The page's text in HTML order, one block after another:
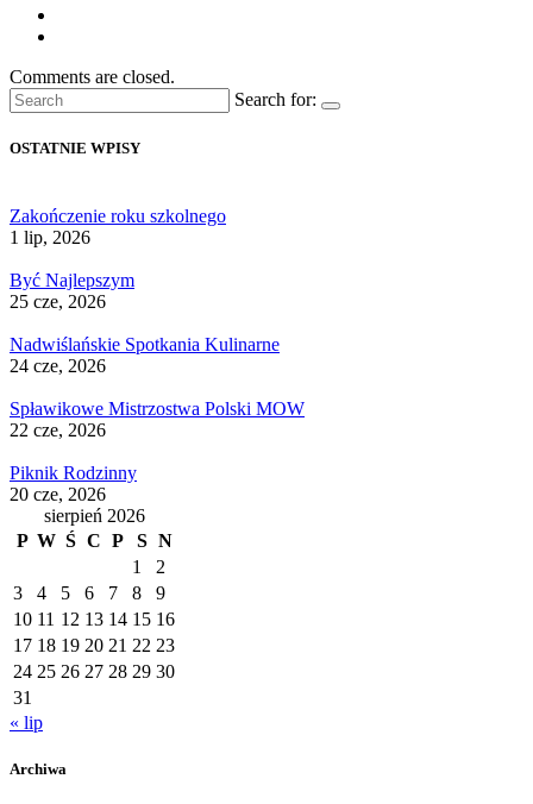
Comments are closed.
Search for:
OSTATNIE WPISY
Zakończenie roku szkolnego
1 lip, 2026
Być Najlepszym
25 cze, 2026
Nadwiślańskie Spotkania Kulinarne
24 cze, 2026
Spławikowe Mistrzostwa Polski MOW
22 cze, 2026
Piknik Rodzinny
20 cze, 2026
sierpień 2026
P W Ś C P S N
1
2
3
4 5 6 7 8
9
10 11 12 13 14 15 16
17 18 19 20 21 22 23
24 25 26 27 28 29 30
31
« lip
Archiwa